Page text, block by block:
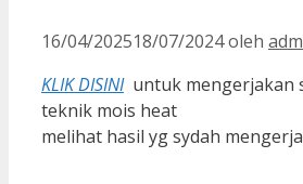
16/04/202518/07/2024oleh
KLIK DISINIuntuk mengerjakan
teknik mois heat
melihat hasil yg sydah